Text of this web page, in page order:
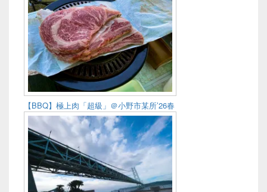
【BBQ】極上肉「超級」＠小野市某所’26春